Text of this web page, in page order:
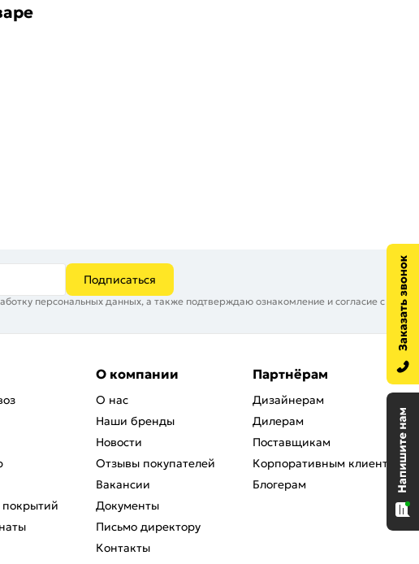
Подписаться
персональных данных, а также подтверждаю ознакомление и согласие с
покрытий
О компании
О нас
Наши бренды
Новости
Отзывы покупателей
Вакансии
Документы
Письмо директору
Контакты
Партнёрам
Дизайнерам
Дилерам
Поставщикам
Корпоративным клиентам
Блогерам